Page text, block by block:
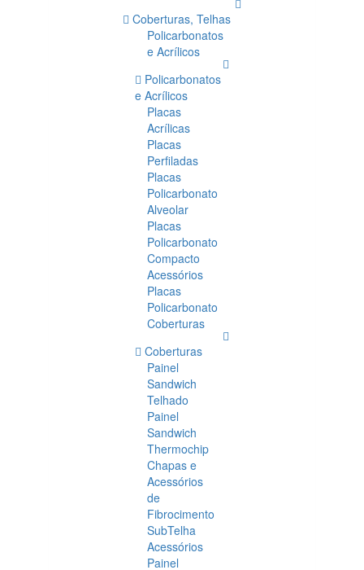
Coberturas, Telhas
Policarbonatos
e Acrílicos
Policarbonatos
e Acrílicos
Placas
Acrílicas
Placas
Perfiladas
Placas
Policarbonato
Alveolar
Placas
Policarbonato
Compacto
Acessórios
Placas
Policarbonato
Coberturas
Coberturas
Painel
Sandwich
Telhado
Painel
Sandwich
Thermochip
Chapas e
Acessórios
de
Fibrocimento
SubTelha
Acessórios
Painel